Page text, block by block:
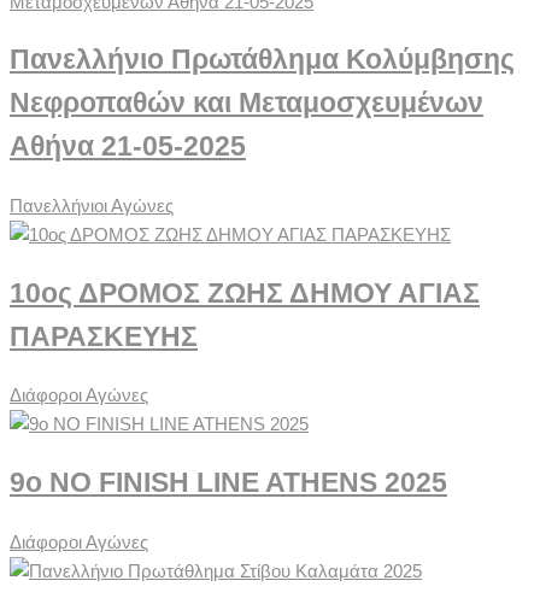
Πανελλήνιο Πρωτάθλημα Κολύμβησης
Νεφροπαθών και Μεταμοσχευμένων
Αθήνα 21-05-2025
Πανελλήνιοι Αγώνες
10ος ΔΡΟΜΟΣ ΖΩΗΣ ΔΗΜΟΥ ΑΓΙΑΣ
ΠΑΡΑΣΚΕΥΗΣ
Διάφοροι Αγώνες
9ο NO FINISH LINE ATHENS 2025
Διάφοροι Αγώνες